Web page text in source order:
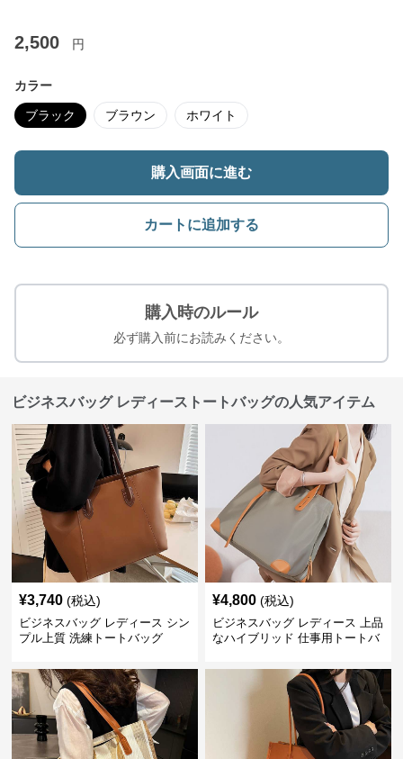
2,500 円
カラー
ブラック ブラウン ホワイト
購入画面に進む
カートに追加する
購入時のルール
必ず購入前にお読みください。
ビジネスバッグ レディーストートバッグの人気アイテム
¥3,740 (税込)
ビジネスバッグ レディース シン
プル上質 洗練トートバッグ
¥4,800 (税込)
ビジネスバッグ レディース 上品
なハイブリッド 仕事用トートバ